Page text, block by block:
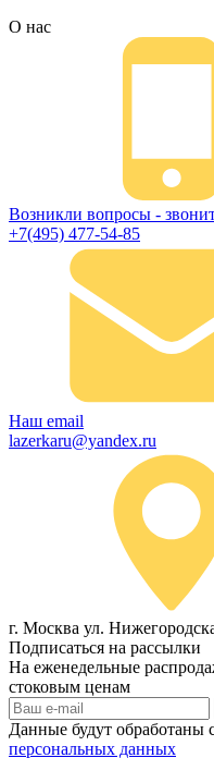
О нас
Возникли вопросы -
+7(495) 477-54-85
Наш email
lazerkaru@yandex.ru
г. Москва ул.
Подписаться на рассылки
На еженедельные
стоковым ценам
Данные будут обработаны
персональных данных